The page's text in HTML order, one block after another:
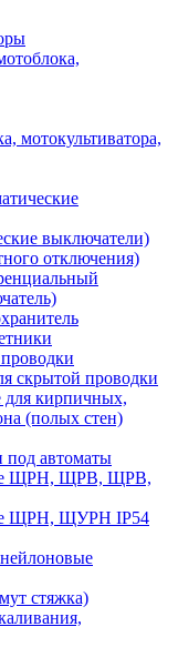
мотокультиватора,
выключатели)
отключения)
скрытой проводки
для кирпичных,
(полых стен)
автоматы
ЩРН, ЩРВ, ЩРВ,
ЩРН, ЩУРН IP54
стяжка)